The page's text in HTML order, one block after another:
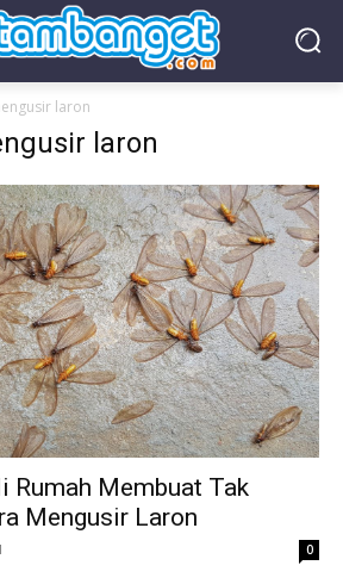
laron
laron
Rumah Membuat Tak
Mengusir Laron
0